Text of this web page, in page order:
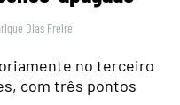
Dias Freire
no terceiro
com três pontos